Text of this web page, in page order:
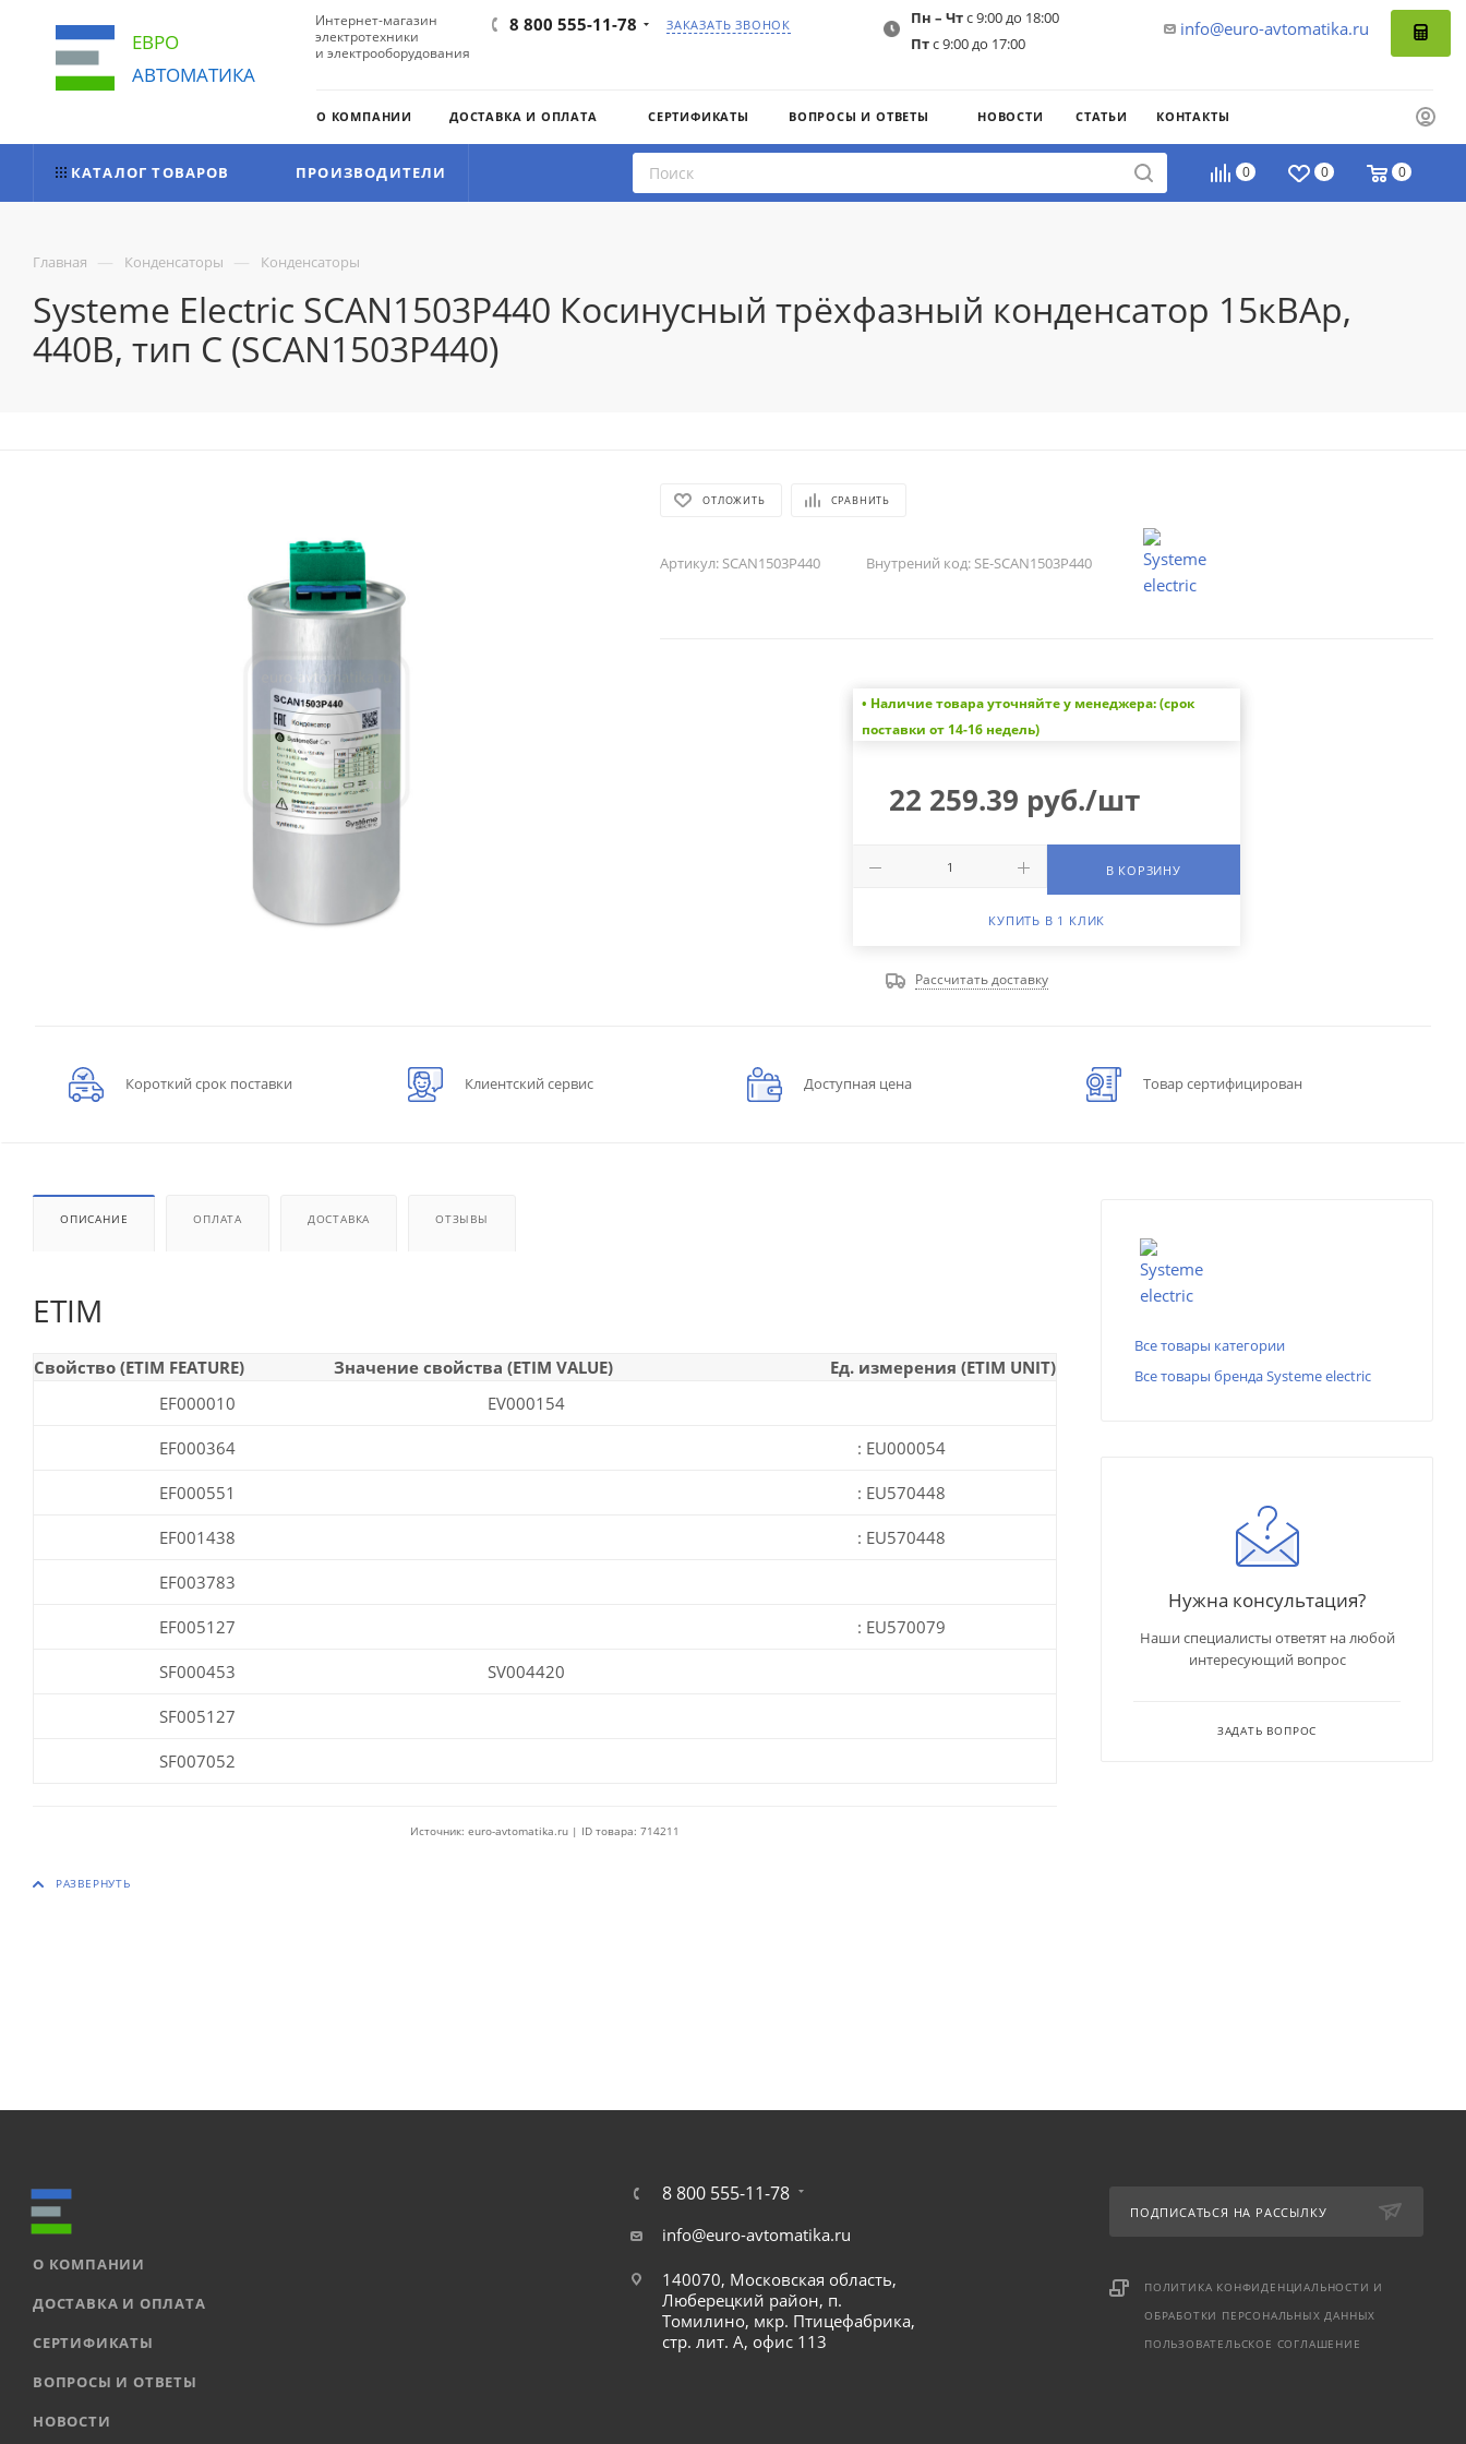
ЕВРО
АВТОМАТИКА
Интернет-магазин
электротехники
и электрооборудования
8 800 555-11-78 ЗАКАЗАТЬ ЗВОНОК info@euro-avtomatika.ru
Пн – Чтс 9:00 до 18:00
Птс 9:00 до 17:00
О КОМПАНИИ ДОСТАВКА И ОПЛАТА СЕРТИФИКАТЫ ВОПРОСЫ И ОТВЕТЫ НОВОСТИ СТАТЬИ КОНТАКТЫ
0 0 0
КАТАЛОГ ТОВАРОВ ПРОИЗВОДИТЕЛИ
Главная — Конденсаторы — Конденсаторы
Systeme Electric SCAN1503P440 Косинусный трёхфазный конденсатор 15кВАр,
440В, тип C (SCAN1503P440)
ОТЛОЖИТЬ СРАВНИТЬ
Артикул: SCAN1503P440 Внутрений код: SE-SCAN1503P440
• Наличие товара уточняйте у менеджера: (срок
поставки от 14-16 недель)
22 259.39 руб./шт
В КОРЗИНУ
КУПИТЬ В 1 КЛИК
Рассчитать доставку
Короткий срок поставки Клиентский сервис Доступная цена Товар сертифицирован
ОПИСАНИЕ ОПЛАТА ДОСТАВКА ОТЗЫВЫ
ETIM
Свойство (ETIM FEATURE) Значение свойства (ETIM VALUE)
Ед. измерения (ETIM UNIT)
EF000010
EV000154
EF000364 : EU000054
EF000551 : EU570448
EF001438 : EU570448
EF003783
EF005127 : EU570079
SF000453 SV004420
SF005127
SF007052
Источник: euro-avtomatika.ru | ID товара: 714211
Все товары категории
Все товары бренда Systeme electric
Нужна консультация?
Наши специалисты ответят на любой
интересующий вопрос
ЗАДАТЬ ВОПРОС
О КОМПАНИИ
ДОСТАВКА И ОПЛАТА
СЕРТИФИКАТЫ
ВОПРОСЫ И ОТВЕТЫ
НОВОСТИ
8 800 555-11-78
info@euro-avtomatika.ru
140070, Московская область,
Люберецкий район, п.
Томилино, мкр. Птицефабрика,
стр. лит. А, офис 113
ПОДПИСАТЬСЯ НА РАССЫЛКУ
ПОЛИТИКА КОНФИДЕНЦИАЛЬНОСТИ И
ОБРАБОТКИ ПЕРСОНАЛЬНЫХ ДАННЫХ
ПОЛЬЗОВАТЕЛЬСКОЕ СОГЛАШЕНИЕ